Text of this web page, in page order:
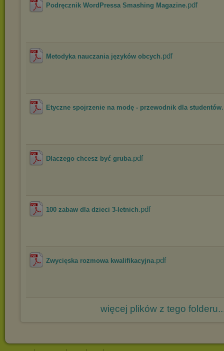
Podręcznik WordPressa Smashing Magazine.pdf
Metodyka nauczania języków obcych.pdf
Etyczne spojrzenie na modę - przewodnik dla studentów
Dlaczego chcesz być gruba.pdf
100 zabaw dla dzieci 3-letnich.pdf
Zwycięska rozmowa kwalifikacyjna.pdf
więcej plików z tego